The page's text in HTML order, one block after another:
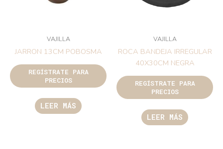
VAJILLA
JARRON 13CM POBOSMA
REGÍSTRATE PARA
PRECIOS
LEER MÁS
VAJILLA
ROCA BANDEJA IRREGULAR
40X30CM NEGRA
REGÍSTRATE PARA
PRECIOS
LEER MÁS